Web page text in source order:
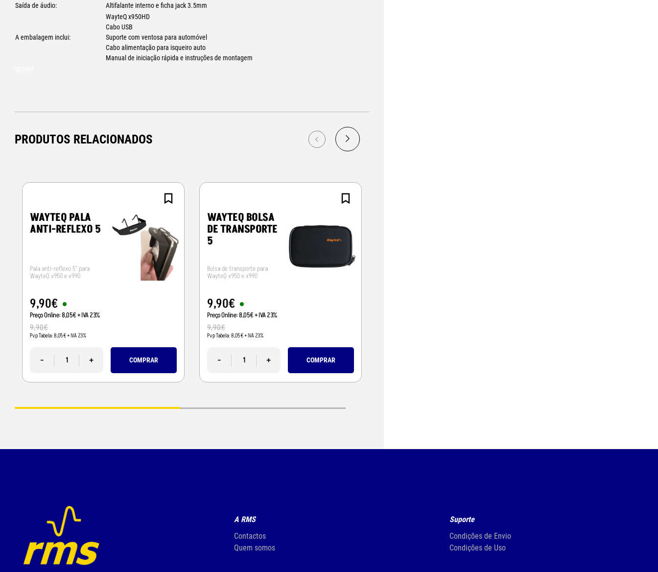
Saída de áudio:
Altifalante interno e ficha jack 3.5mm
A embalagem inclui:
WayteQ x950HD
Cabo USB
Suporte com ventosa para automóvel
Cabo alimentação para isqueiro auto
Manual de iniciação rápida e instruções de montagem
PRODUTOS RELACIONADOS
WAYTEQ PALA
ANTI-REFLEXO 5
Pala anti-reflexo 5" para
WayteQ x950 e x990
9,90€
Preço Online:8,05€+ IVA 23%
9,90€
Pvp Tabela:8,05€+ IVA 23%
- + COMPRAR
WAYTEQ BOLSA
DE TRANSPORTE
5
Bolsa de transporte para
WayteQ x950 e x990
9,90€
Preço Online:8,05€+ IVA 23%
9,90€
Pvp Tabela:8,05€+ IVA 23%
- + COMPRAR
A RMS
Contactos
Quem somos
Suporte
Condições de Envio
Condições de Uso